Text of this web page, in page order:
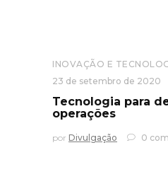
INOVAÇÃO E
23 de setembro de 2020
Tecnologia para
operações
por Divulgação 0